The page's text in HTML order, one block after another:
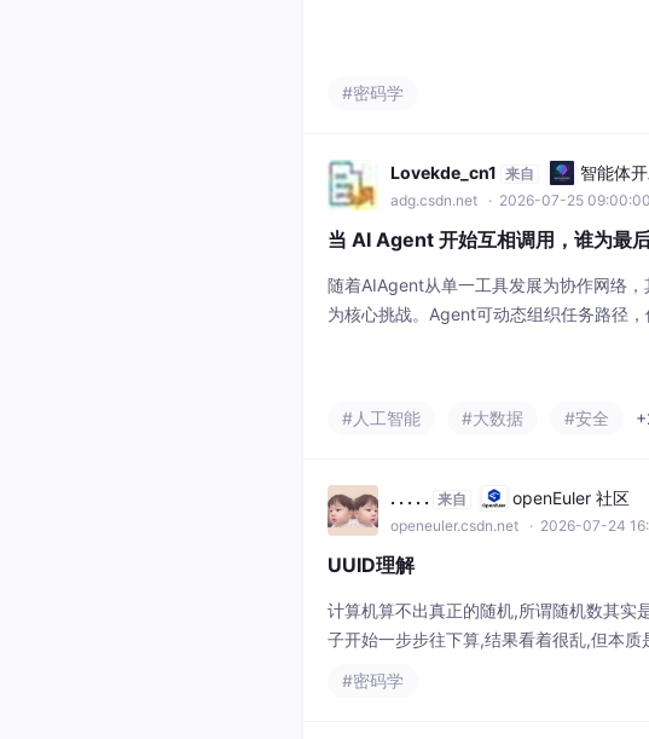
点解析了RSA算法的数论基础，包括质数
#密码学
Lovekde_cn1 来自 智能体
adg.csdn.net · 2026-07-25 09:00:00
当 AI Agent 开始互相调用，谁为最
随着AIAgent从单一工具发展为协作网络
为核心挑战。Agent可动态组织任务路径
责任治理机制，确保高效协作的同时，结
#人工智能 #大数据 #安全
. . . . . 来自 openEuler 社区
openeuler.csdn.net · 2026-07-24
UUID理解
计算机算不出真正的随机,所谓随机数其实
子开始一步步往下算,结果看着很乱,但本
就是"假"的由来:有规律、能被推算。普通
#密码学